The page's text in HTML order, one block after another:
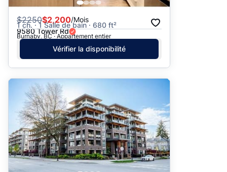
$2250$2,200/Mois
1 ch. · 1 Salle de bain · 680 ft²
9580 Tower Rd
Burnaby, BC · Appartement entier
Vérifier la disponibilité